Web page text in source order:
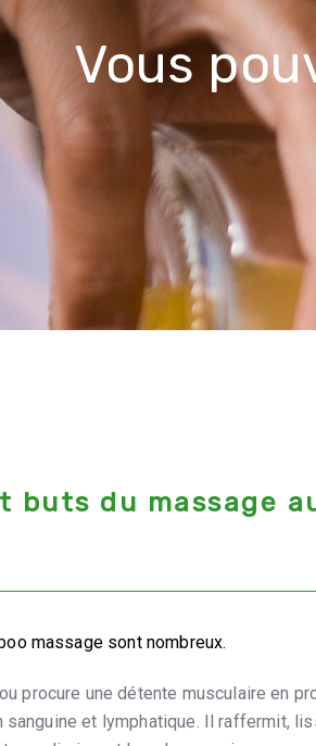
Vous
buts du massage
massage sont nombreux.
procure une détente musculaire en
et lymphatique. Il raffermit,